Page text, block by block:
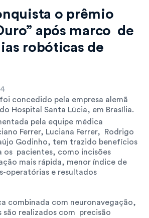
o prêmio
após marco  de
robóticas de
concedido pela empresa alemã
Hospital Santa Lúcia, em Brasília.
pela equipe médica
Ferrer, Luciana Ferrer,  Rodrigo
Godinho, tem trazido benefícios
os  pacientes, como incisões
mais rápida, menor índice de
operatórias e resultados
combinada com neuronavegação,
realizados com  precisão